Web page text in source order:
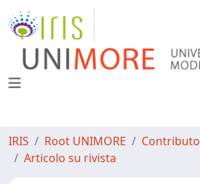
IRIS Root UNIMORE
Contributo
Articolo su rivista